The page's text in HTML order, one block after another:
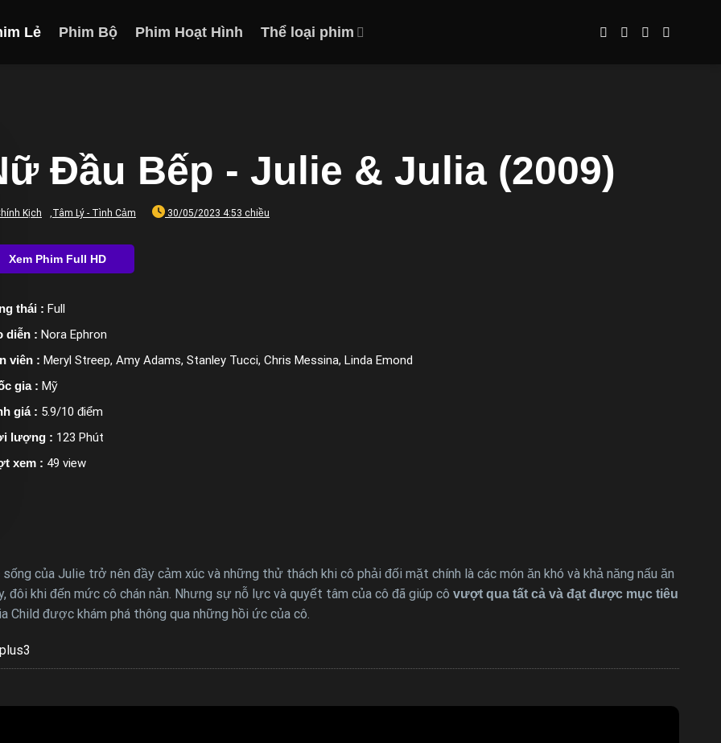
Lẻ Phim Bộ Phim Hoạt Hình Thể loại phim
Đầu Bếp - Julie & Julia (2009)
Kịch Tâm Lý - Tình Cảm 30/05/2023 4:53 chiều
thái : Full
diễn : Nora Ephron
viên : Meryl Streep, Amy Adams, Stanley Tucci, Chris Messina, Linda Emond
gia : Mỹ
giá : 5.9/10 điểm
lượng : 123 Phút
xem : 49 view
sống của Julie trở nên đầy cảm xúc và những thử thách khi cô phải đối mặt chính là các món ăn khó và khả năng nấu ăn
đôi khi đến mức cô chán nản. Nhưng sự nỗ lực và quyết tâm của cô đã giúp cô vượt qua tất cả và đạt được mục tiêu
Child được khám phá thông qua những hồi ức của cô.